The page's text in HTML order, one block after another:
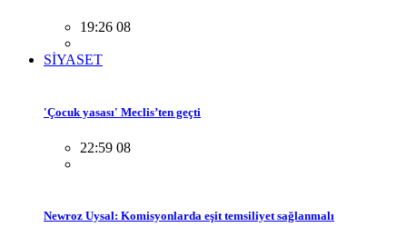
19:26 08
SİYASET
'Çocuk yasası' Meclis’ten geçti
22:59 08
Newroz Uysal: Komisyonlarda eşit temsiliyet sağlanmalı